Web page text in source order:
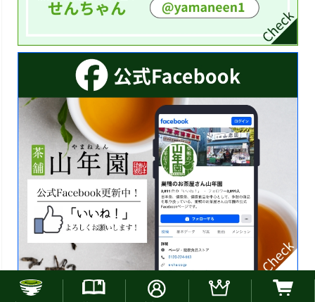
お電話でのご注文はこちら